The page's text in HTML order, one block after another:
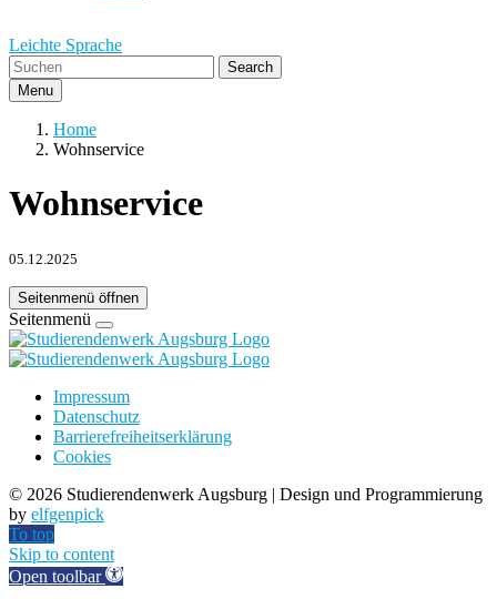
Leichte Sprache
Search
Menu
Home
Wohnservice
Wohnservice
05.12.2025
Seitenmenü öffnen
Seitenmenü
Impressum
Datenschutz
Barrierefreiheitserklärung
Cookies
© 2026 Studierendenwerk Augsburg | Design und Programmierung
by elfgenpick
To top
Skip to content
Open toolbar